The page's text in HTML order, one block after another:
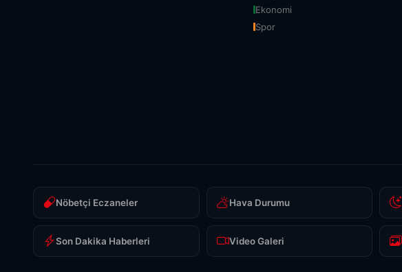
Ekonomi
Spor
Nöbetçi Eczaneler Hava Durumu
Son Dakika Haberleri Video Galeri